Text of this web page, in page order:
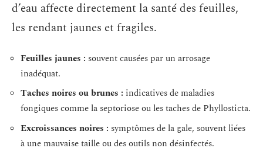
d’eau affecte directement la santé des feuilles,
les rendant jaunes et fragiles.
Feuilles jaunes : souvent causées par un arrosage
inadéquat.
Taches noires ou brunes : indicatives de maladies
fongiques comme la septoriose ou les taches de Phyllosticta.
Excroissances noires : symptômes de la gale, souvent liées
à une mauvaise taille ou des outils non désinfectés.